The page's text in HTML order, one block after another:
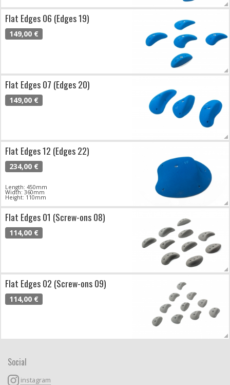
Flat Edges 06 (Edges 19)
149,00 €
Flat Edges 07 (Edges 20)
149,00 €
Flat Edges 12 (Edges 22)
234,00 €
Length: 450mm
Width: 360mm
Height: 110mm
Flat Edges 01 (Screw-ons 08)
114,00 €
Flat Edges 02 (Screw-ons 09)
114,00 €
Social
instagram